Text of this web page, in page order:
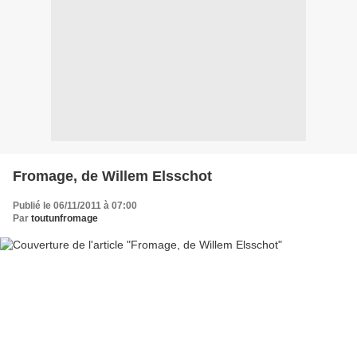
Fromage, de Willem Elsschot
Publié le 06/11/2011 à 07:00
Par toutunfromage